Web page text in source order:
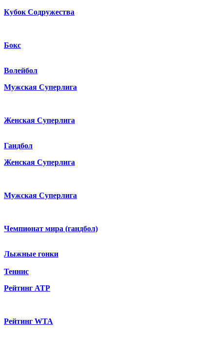
Кубок Содружества
Бокс
Волейбол
Мужская Суперлига
Женская Суперлига
Гандбол
Женская Суперлига
Мужская Суперлига
Чемпионат мира (гандбол)
Лыжные гонки
Теннис
Рейтинг ATP
Рейтинг WTA